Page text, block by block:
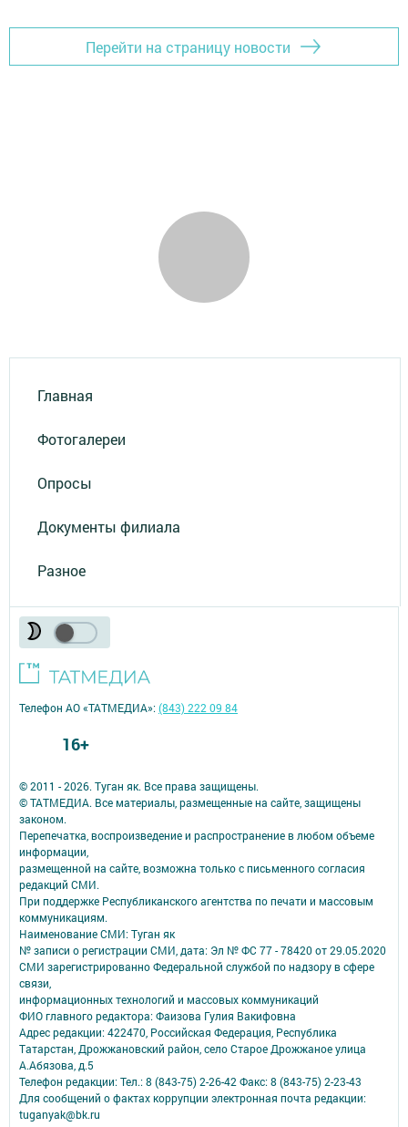
Перейти на страницу новости
Главная
Фотогалереи
Опросы
Документы филиала
Разное
© 2011 - 2026. Туган як. Все права защищены.
© ТАТМЕДИА. Все материалы, размещенные на сайте, защищены
законом.
Перепечатка, воспроизведение и распространение в любом объеме
информации,
размещенной на сайте, возможна только с письменного согласия
редакций СМИ.
При поддержке Республиканского агентства по печати и массовым
коммуникациям.
Наименование СМИ: Туган як
№ записи о регистрации СМИ, дата: Эл № ФС 77 - 78420 от 29.05.2020
СМИ зарегистрированно Федеральной службой по надзору в сфере
связи,
информационных технологий и массовых коммуникаций
ФИО главного редактора: Фаизова Гулия Вакифовна
Адрес редакции: 422470, Российская Федерация, Республика
Татарстан, Дрожжановский район, село Старое Дрожжаное улица
А.Абязова, д.5
Телефон редакции: Тел.: 8 (843-75) 2-26-42 Факс: 8 (843-75) 2-23-43
Для сообщений о фактах коррупции электронная почта редакции:
tuganyak@bk.ru
Телефон АО «ТАТМЕДИА»:(843) 222 09 84
16+